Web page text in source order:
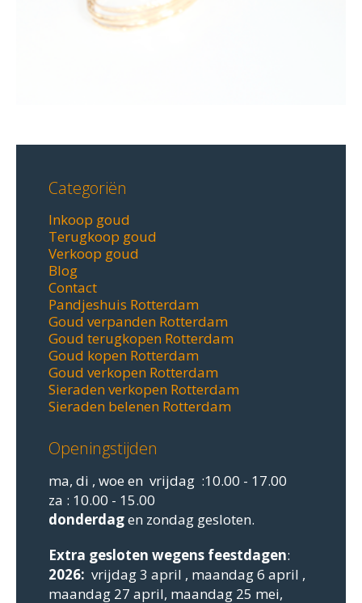
Categoriën
Inkoop goud
Terugkoop goud
Verkoop goud
Blog
Contact
Pandjeshuis Rotterdam
Goud verpanden Rotterdam
Goud terugkopen Rotterdam
Goud kopen Rotterdam
Goud verkopen Rotterdam
Sieraden verkopen Rotterdam
Sieraden belenen Rotterdam
Openingstijden
ma, di , woe en vrijdag :10.00 - 17.00
za : 10.00 - 15.00
donderdagen zondag gesloten.
Extra gesloten wegens feestdagen:
2026: vrijdag 3 april , maandag 6 april ,
maandag 27 april, maandag 25 mei,